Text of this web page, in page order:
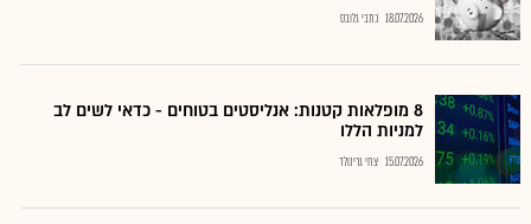
18.07.2026 כתבי גלובס
8 מופלאות קטנות: אנליסטים בטוחים - כדאי לשים לב
למניות הללו
15.07.2026 צחי גרינולד